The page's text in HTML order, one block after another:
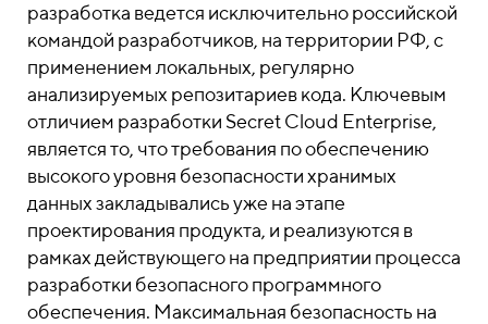
разработка ведется исключительно российской
командой разработчиков, на территории РФ, с
применением локальных, регулярно
анализируемых репозитариев кода. Ключевым
отличием разработки Secret Cloud Enterprise,
является то, что требования по обеспечению
высокого уровня безопасности хранимых
данных закладывались уже на этапе
проектирования продукта, и реализуются в
рамках действующего на предприятии процесса
разработки безопасного программного
обеспечения. Максимальная безопасность на